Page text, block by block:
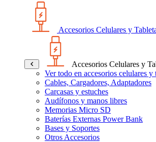
Accesorios Celulares y
Accesorios Celulares y
Ver todo en accesorios celulares y
Cables, Cargadores, Adaptadores
Carcasas y estuches
Audífonos y manos libres
Memorias Micro SD
Baterías Externas Power Bank
Bases y Soportes
Otros Accesorios